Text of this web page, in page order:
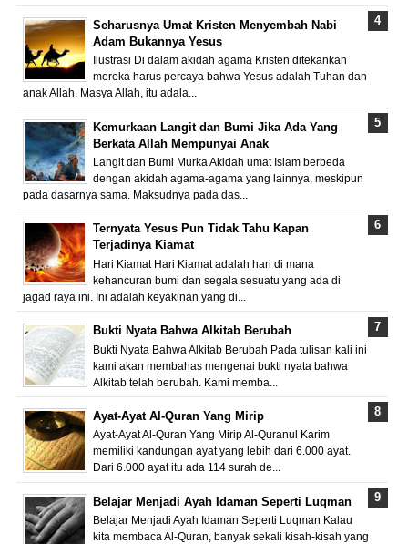
Seharusnya Umat Kristen Menyembah Nabi
Adam Bukannya Yesus
Ilustrasi Di dalam akidah agama Kristen ditekankan
mereka harus percaya bahwa Yesus adalah Tuhan dan
anak Allah. Masya Allah, itu adala...
Kemurkaan Langit dan Bumi Jika Ada Yang
Berkata Allah Mempunyai Anak
Langit dan Bumi Murka Akidah umat Islam berbeda
dengan akidah agama-agama yang lainnya, meskipun
pada dasarnya sama. Maksudnya pada das...
Ternyata Yesus Pun Tidak Tahu Kapan
Terjadinya Kiamat
Hari Kiamat Hari Kiamat adalah hari di mana
kehancuran bumi dan segala sesuatu yang ada di
jagad raya ini. Ini adalah keyakinan yang di...
Bukti Nyata Bahwa Alkitab Berubah
Bukti Nyata Bahwa Alkitab Berubah Pada tulisan kali ini
kami akan membahas mengenai bukti nyata bahwa
Alkitab telah berubah. Kami memba...
Ayat-Ayat Al-Quran Yang Mirip
Ayat-Ayat Al-Quran Yang Mirip Al-Quranul Karim
memiliki kandungan ayat yang lebih dari 6.000 ayat.
Dari 6.000 ayat itu ada 114 surah de...
Belajar Menjadi Ayah Idaman Seperti Luqman
Belajar Menjadi Ayah Idaman Seperti Luqman Kalau
kita membaca Al-Quran, banyak sekali kisah-kisah yang